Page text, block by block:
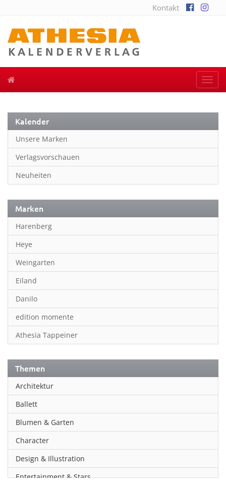
Kontakt
Kalender
Unsere Marken
Verlagsvorschauen
Neuheiten
Marken
Harenberg
Heye
Weingarten
Eiland
Danilo
edition momente
Athesia Tappeiner
Themen
Architektur
Ballett
Blumen & Garten
Character
Design & Illustration
Entertainment & Stars